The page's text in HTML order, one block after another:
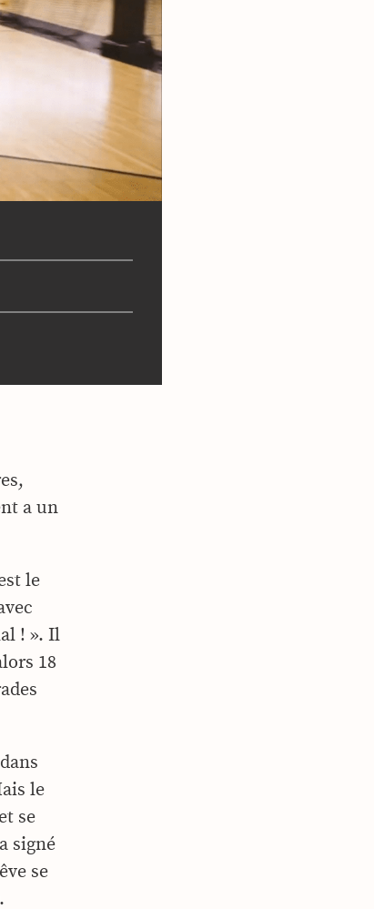
a un
le
! ». Il
18
le
se
signé
se